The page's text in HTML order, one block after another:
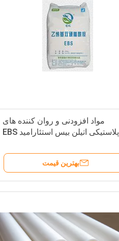
مواد افزودنی و روان کننده های
پلاستیکی اتیلن بیس استئارامید EBS
بهترین قیمت